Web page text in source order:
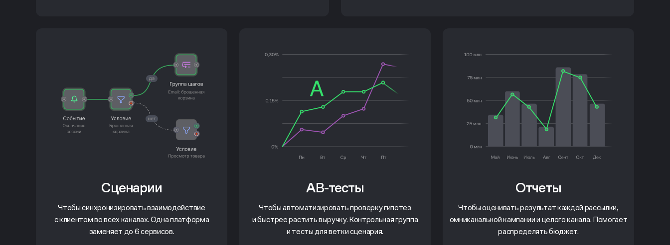
Сценарии
Чтобы синхронизировать взаимодействие
с клиентом во всех каналах. Одна платформа
заменяет до 6 сервисов.
AB-тесты
Чтобы автоматизировать проверку гипотез
и быстрее растить выручку. Контрольная группа
и тесты для ветки сценария.
Отчеты
Чтобы оценивать результат каждой рассылки,
омниканальной кампании и целого канала. Помогает
распределять бюджет.